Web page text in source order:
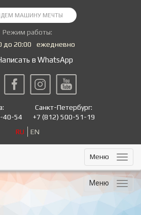
Режим работы:
до 20:00
ежедневно
в WhatsApp
40-54
Санкт-Петербург:
+7 (812) 500-51-19
RU
EN
Меню
Меню